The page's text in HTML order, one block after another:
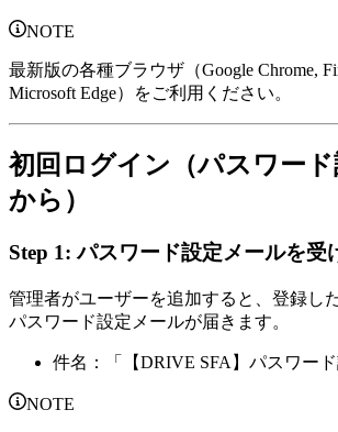
NOTE
最新版の各種ブラウザ（Google Chrome,
Microsoft Edge）をご利用ください。
初回ログイン（パスワー
から）
Step 1: パスワード設定メールを受
管理者がユーザーを追加すると、登録し
パスワード設定メールが届きます。
件名：「【DRIVE SFA】パスワード
NOTE